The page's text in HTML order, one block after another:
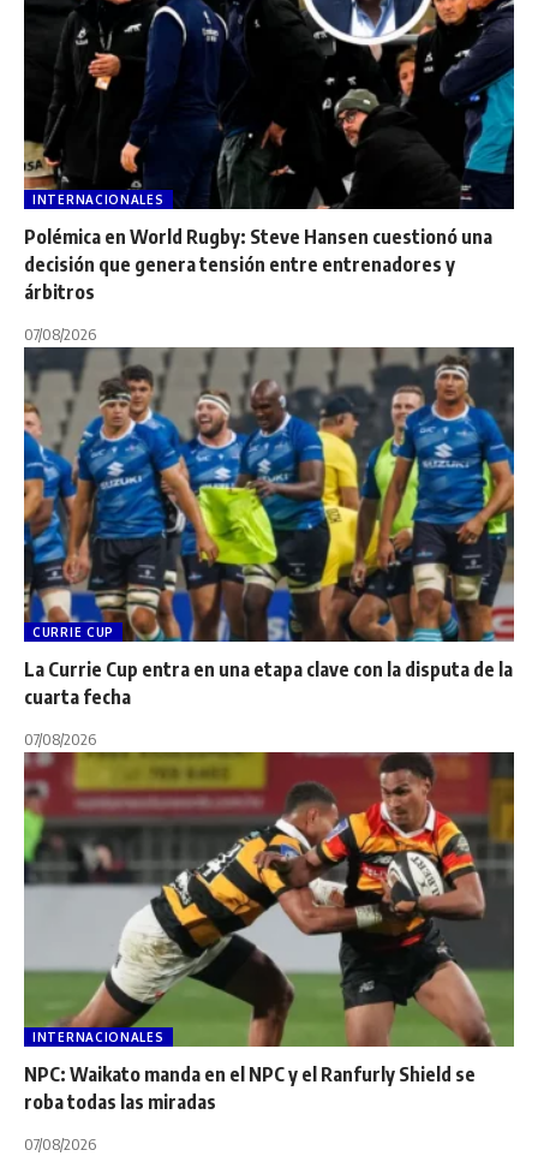
INTERNACIONALES
Polémica en World Rugby: Steve Hansen cuestionó una
decisión que genera tensión entre entrenadores y
árbitros
07/08/2026
CURRIE CUP
La Currie Cup entra en una etapa clave con la disputa de la
cuarta fecha
07/08/2026
INTERNACIONALES
NPC: Waikato manda en el NPC y el Ranfurly Shield se
roba todas las miradas
07/08/2026